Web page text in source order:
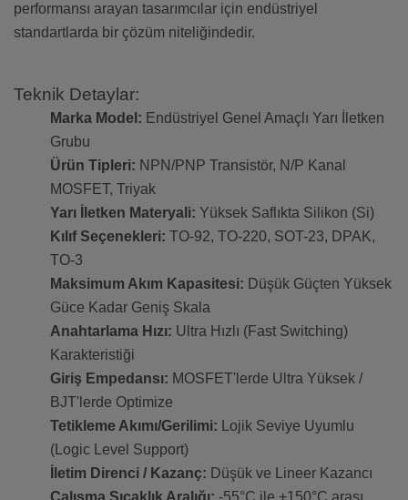
performansı arayan tasarımcılar için endüstriyel
standartlarda bir çözüm niteliğindedir.
Teknik Detaylar:
Marka Model: Endüstriyel Genel Amaçlı Yarı İletken
Grubu
Ürün Tipleri: NPN/PNP Transistör, N/P Kanal
MOSFET, Triyak
Yarı İletken Materyali: Yüksek Saflıkta Silikon (Si)
Kılıf Seçenekleri: TO-92, TO-220, SOT-23, DPAK,
TO-3
Maksimum Akım Kapasitesi: Düşük Güçten Yüksek
Güce Kadar Geniş Skala
Anahtarlama Hızı: Ultra Hızlı (Fast Switching)
Karakteristiği
Giriş Empedansı: MOSFET'lerde Ultra Yüksek /
BJT'lerde Optimize
Tetikleme Akımı/Gerilimi: Lojik Seviye Uyumlu
(Logic Level Support)
İletim Direnci / Kazanç: Düşük ve Lineer Kazancı
Çalışma Sıcaklık Aralığı: -55°C ile +150°C arası